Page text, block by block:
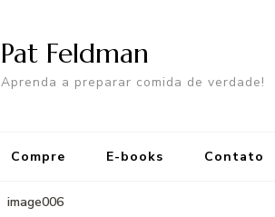
Pat Feldman
Aprenda a preparar comida de verdade!
Compre E-books Contato
image006